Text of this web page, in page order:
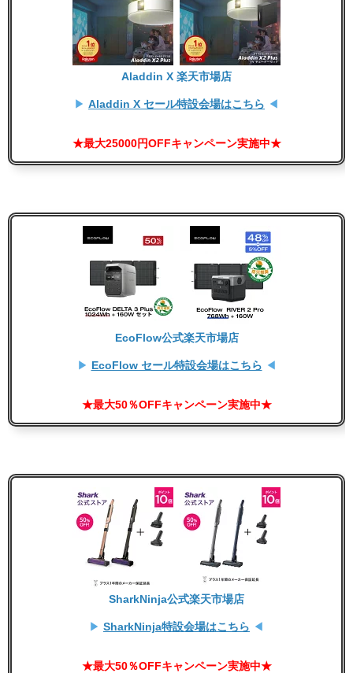
Aladdin X 楽天市場店
▶ Aladdin X セール特設会場はこちら ◀
★最大25000円OFFキャンペーン実施中★
EcoFlow公式楽天市場店
▶ EcoFlow セール特設会場はこちら ◀
★最大50％OFFキャンペーン実施中★
SharkNinja公式楽天市場店
▶ SharkNinja特設会場はこちら ◀
★最大50％OFFキャンペーン実施中★